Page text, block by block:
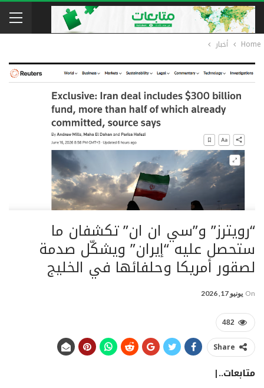
Home أخبار
“رويترز” و”سي ان ان” تكشفان ما
ستحصل عليه “إيران” ويشكّل صدمة
لصقور أمريكا وحلفائها في الخليج
On يونيو 17, 2026
482
Share
متابعات..|